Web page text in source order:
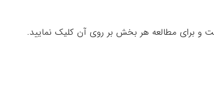
و برای مطالعه هر بخش بر روی آن کلیک نمایید.